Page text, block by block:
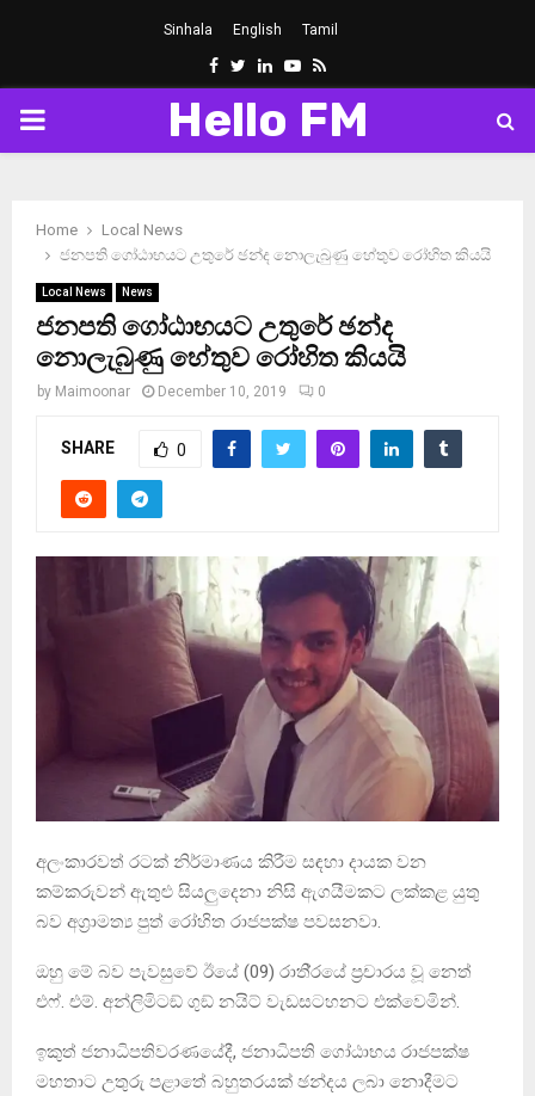
Sinhala English Tamil
Facebook
Twitter
LinkedinYoutube
Rss
PRIMARY
Hello FM
Home
Local News
ජනපති ගෝඨාභයට උතුරේ ඡන්ද නොලැබුණු හේතුව රෝහිත කියයි
Local News News
ජනපති ගෝඨාභයට උතුරේ ඡන්ද
නොලැබුණු හේතුව රෝහිත කියයි
by Maimoonar December 10, 2019 0
SHARE 0
අලංකාරවත් රටක් නිර්මාණය කිරීම සඳහා දායක වන
කම්කරුවන් ඇතුළු සියලුදෙනා නිසි ඇගයීමකට ලක්කළ යුතු
බව අග‍්‍රාමත්‍ය පුත් රෝහිත රාජපක්ෂ පවසනවා.
ඔහු මේ බව පැවසුවේ ඊයේ (09) රාති‍්‍රයේ ප‍්‍රචාරය වූ නෙත්
එෆ්. එම්. අන්ලිමිටඞ් ගුඞ් නයිට් වැඩසටහනට එක්වෙමින්.
ඉකුත් ජනාධිපතිවරණයේදී, ජනාධිපති ගෝඨාභය රාජපක්ෂ
මහතාට උතුරු පළාතේ බහුතරයක් ඡන්දය ලබා නොදීමට